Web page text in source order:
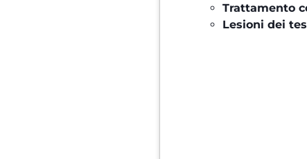
Trattamento
Lesioni dei